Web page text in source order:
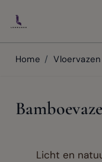
Home / Vloervazen
Licht en